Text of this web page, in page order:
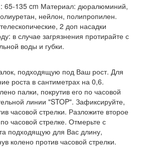
: 65-135 cm Материал: дюралюминий,
нейлон, полипропилен.
2 доп насадки
в случае загрязнения протирайте с
воды и губки.
подходящую под Ваш рост. Для
роста в сантиметрах на 0,6.
палки, покрутив его по часовой
линии "STOP". Зафиксируйте,
часовой стрелки. Разложите второе
часовой стрелке. Отмерьте с
подходящую для Вас длину,
колено против часовой стрелки.